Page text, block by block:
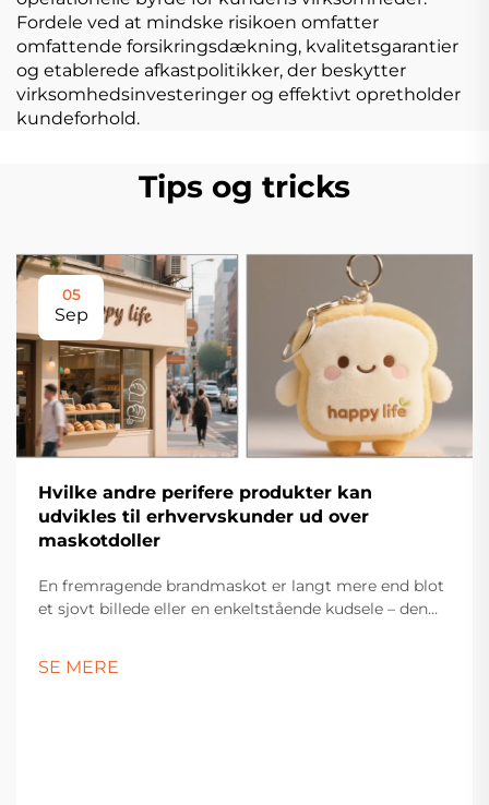
Fordele ved at mindske risikoen omfatter
omfattende forsikringsdækning, kvalitetsgarantier
og etablerede afkastpolitikker, der beskytter
virksomhedsinvesteringer og effektivt opretholder
kundeforhold.
Tips og tricks
05
Sep
Hvilke andre perifere produkter kan
udvikles til erhvervskunder ud over
maskotdoller
En fremragende brandmaskot er langt mere end blot
et sjovt billede eller en enkeltstående kudsele – den
dens målgruppe. Ved at skabe et alsidigt udvalg af
SE MERE